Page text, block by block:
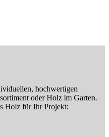
hochwertigen
oder Holz im Garten.
Holz für Ihr Projekt: